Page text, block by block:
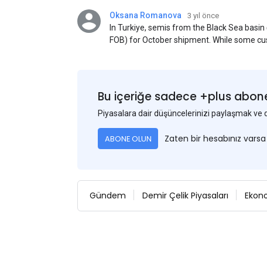
Oksana Romanova 3 yıl önce
In Turkiye, semis from the Black Sea
FOB) for October shipment. While some
publication. This was a re-export of
Bu içeriğe sadece +plus
Piyasalara dair düşüncelerinizi paylaşmak ve
ABONE OLUN Zaten bir hesabınız varsa
Gündem Demir Çelik Piyasaları